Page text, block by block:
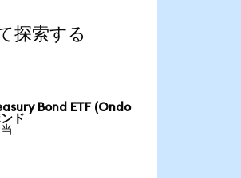
索する
Bond ETF (Ondo
ド